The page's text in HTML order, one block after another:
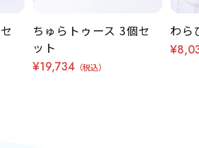
ちゅらトゥース 3個セ
ット
¥19,734 （税込）
わら